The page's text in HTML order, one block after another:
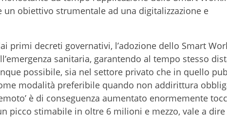
obiettivo strumentale ad una digitalizzazione e
primi decreti governativi, l’adozione dello Smart
sanitaria, garantendo al tempo stesso
possibile, sia nel settore privato che in quello
modalità preferibile quando non addirittura
è di conseguenza aumentato enormemente
picco stimabile in oltre 6 milioni e mezzo, vale a